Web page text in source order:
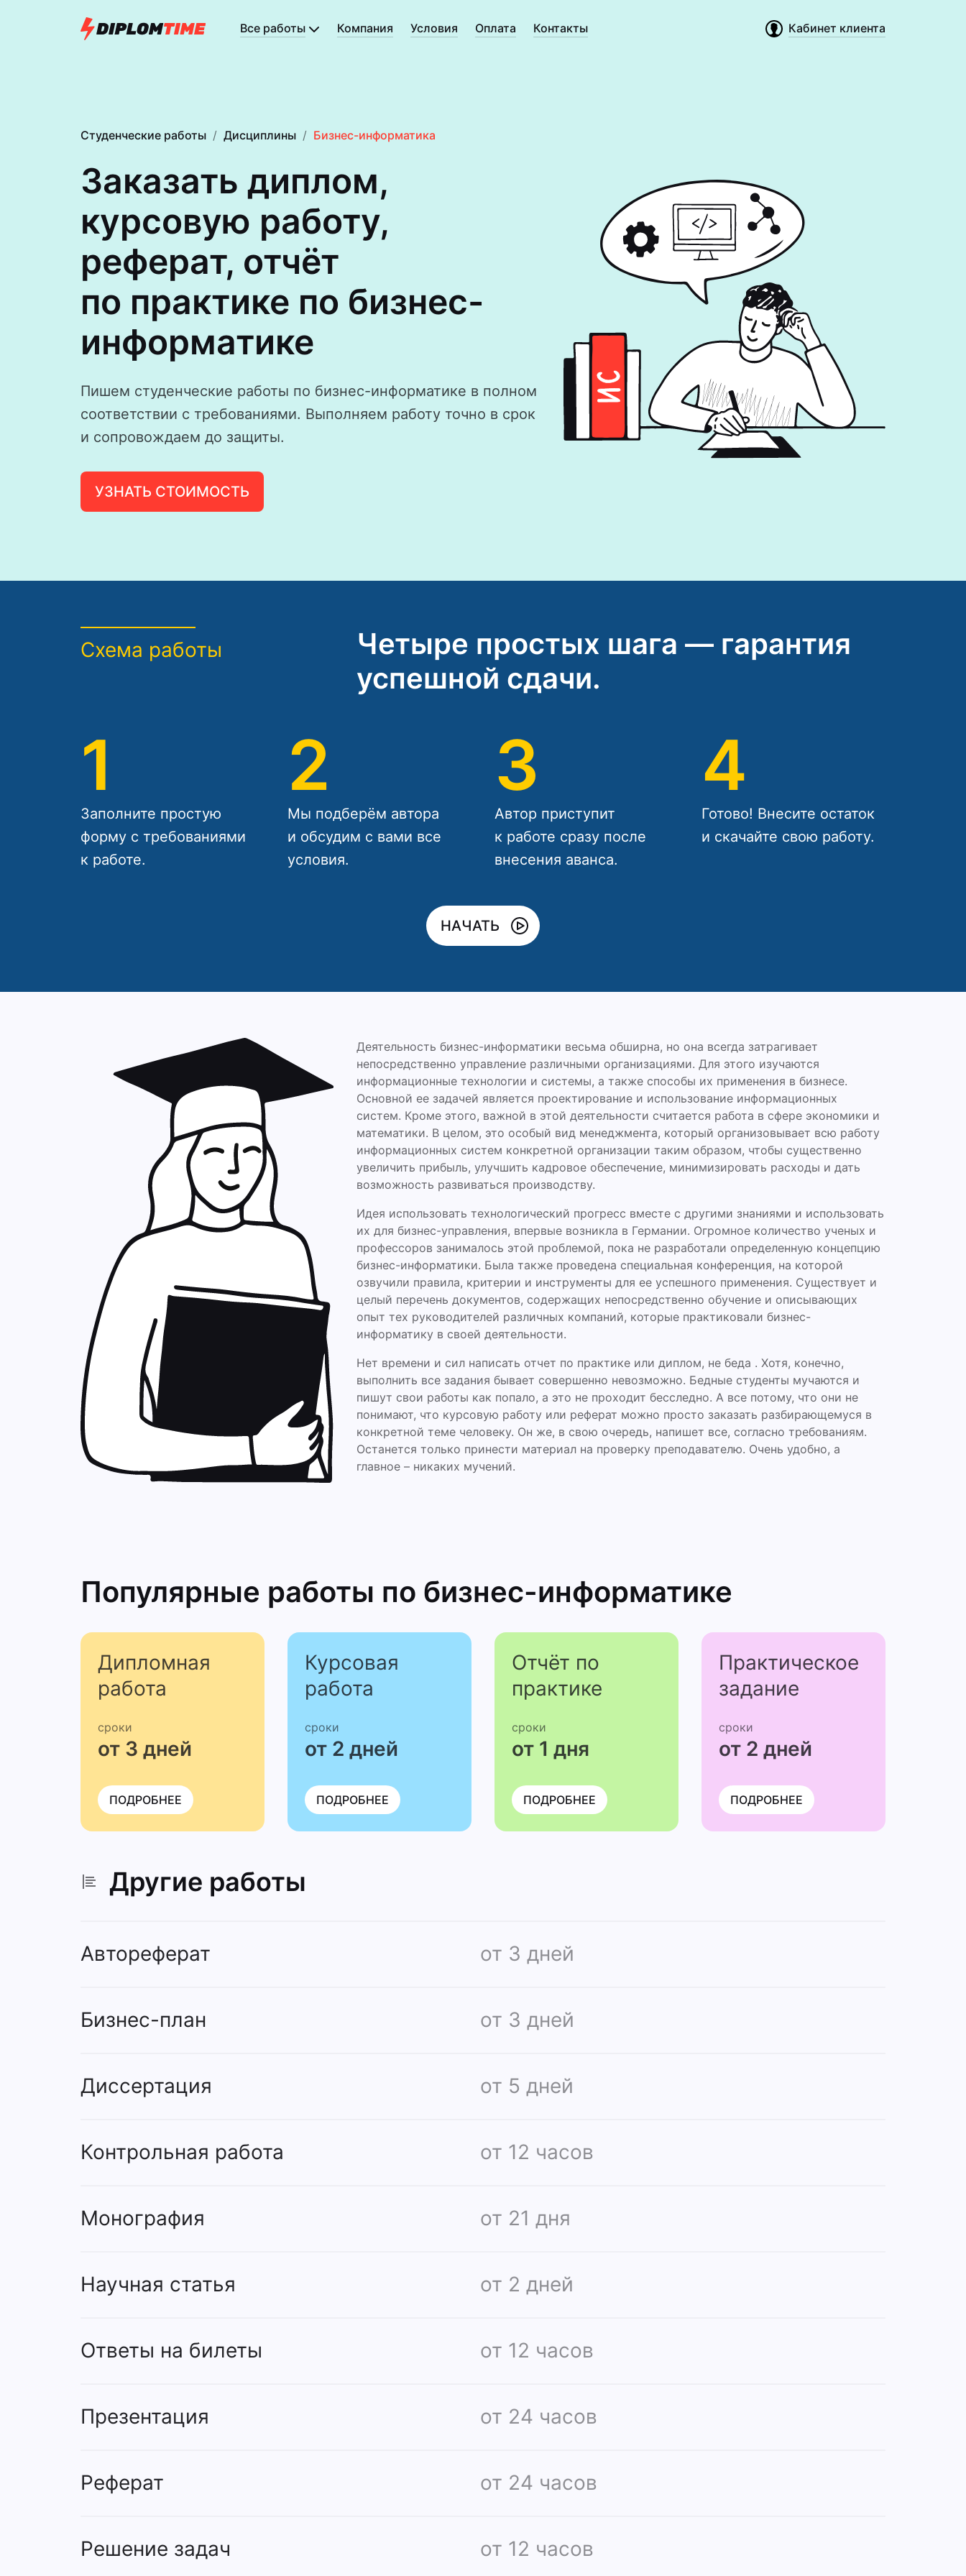
Все работы Компания Условия Оплата Контакты Кабинет клиента
Студенческие работы Дисциплины Бизнес-информатика
Заказать диплом,
курсовую работу,
реферат, отчёт
по практике по бизнес-
информатике
Пишем студенческие работы по бизнес-информатике в полном
соответствии с требованиями. Выполняем работу точно в срок
и сопровождаем до защиты.
УЗНАТЬ СТОИМОСТЬ
Схема работы
Четыре простых шага — гарантия
успешной сдачи.
1
Заполните простую
форму с требованиями
к работе.
2
Мы подберём автора
и обсудим с вами все
условия.
3
Автор приступит
к работе сразу после
внесения аванса.
4
Готово! Внесите остаток
и скачайте свою работу.
НАЧАТЬ
Деятельность бизнес-информатики весьма обширна, но она всегда затрагивает
непосредственно управление различными организациями. Для этого изучаются
информационные технологии и системы, а также способы их применения в бизнесе.
Основной ее задачей является проектирование и использование информационных
систем. Кроме этого, важной в этой деятельности считается работа в сфере экономики и
математики. В целом, это особый вид менеджмента, который организовывает всю работу
информационных систем конкретной организации таким образом, чтобы существенно
увеличить прибыль, улучшить кадровое обеспечение, минимизировать расходы и дать
возможность развиваться производству.
Идея использовать технологический прогресс вместе с другими знаниями и использовать
их для бизнес-управления, впервые возникла в Германии. Огромное количество ученых и
профессоров занималось этой проблемой, пока не разработали определенную концепцию
бизнес-информатики. Была также проведена специальная конференция, на которой
озвучили правила, критерии и инструменты для ее успешного применения. Существует и
целый перечень документов, содержащих непосредственно обучение и описывающих
опыт тех руководителей различных компаний, которые практиковали бизнес-
информатику в своей деятельности.
Нет времени и сил написать отчет по практике или диплом, не беда . Хотя, конечно,
выполнить все задания бывает совершенно невозможно. Бедные студенты мучаются и
пишут свои работы как попало, а это не проходит бесследно. А все потому, что они не
понимают, что курсовую работу или реферат можно просто заказать разбирающемуся в
конкретной теме человеку. Он же, в свою очередь, напишет все, согласно требованиям.
Останется только принести материал на проверку преподавателю. Очень удобно, а
главное – никаких мучений.
Популярные работы по бизнес-информатике
Дипломная
работа
сроки
от 3 дней
ПОДРОБНЕЕ
Курсовая
работа
сроки
от 2 дней
ПОДРОБНЕЕ
Отчёт по
практике
сроки
от 1 дня
ПОДРОБНЕЕ
Практичес­кое
задание
сроки
от 2 дней
ПОДРОБНЕЕ
Другие работы
Автореферат от 3 дней
Бизнес-план от 3 дней
Диссертация от 5 дней
Контрольная работа от 12 часов
Монография от 21 дня
Научная статья от 2 дней
Ответы на билеты от 12 часов
Презентация от 24 часов
Реферат от 24 часов
Решение задач от 12 часов